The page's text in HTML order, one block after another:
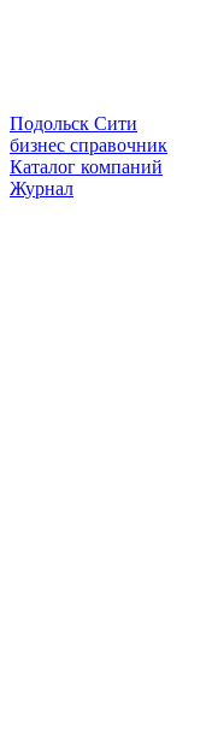
Подольск Сити
бизнес справочник
Каталог компаний
Журнал